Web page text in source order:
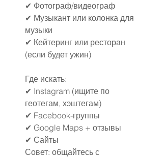
✔ Фотограф/видеограф
✔ Музыкант или колонка для
музыки
✔ Кейтеринг или ресторан
(если будет ужин)
Где искать:
✔ Instagram (ищите по
геотегам, хэштегам)
✔ Facebook-группы
✔ Google Maps + отзывы
✔ Сайты
Совет: общайтесь с